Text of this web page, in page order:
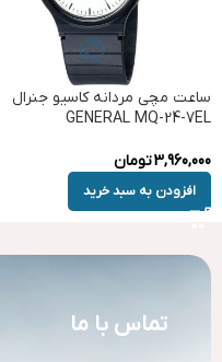
ساعت مچی مردانه کاسیو جنرال
GENERAL MQ-24-7EL
3,960,000تومان
افزودن به سبد خرید
تماس با ما